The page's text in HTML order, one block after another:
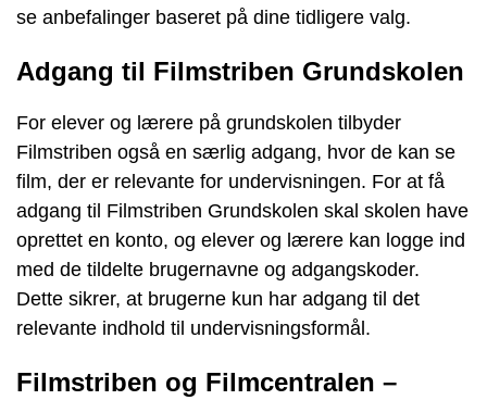
se anbefalinger baseret på dine tidligere valg.
Adgang til Filmstriben Grundskolen
For elever og lærere på grundskolen tilbyder
Filmstriben også en særlig adgang, hvor de kan se
film, der er relevante for undervisningen. For at få
adgang til Filmstriben Grundskolen skal skolen have
oprettet en konto, og elever og lærere kan logge ind
med de tildelte brugernavne og adgangskoder.
Dette sikrer, at brugerne kun har adgang til det
relevante indhold til undervisningsformål.
Filmstriben og Filmcentralen –